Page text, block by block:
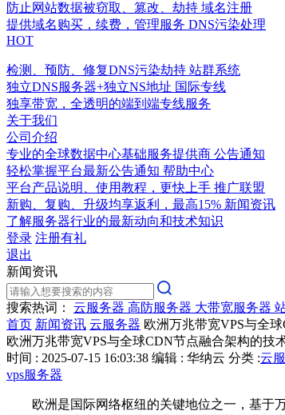
防止网站数据被窃取、篡改、劫持 域名注册
提供域名购买，续费，管理服务 DNS污染处理
HOT
检测、预防、修复DNS污染劫持 站群系统
独立DNS服务器+独立NS地址 国际专线
独享带宽，全透明的端到端专线服务
关于我们
公司介绍
专业的全球数据中心基础服务提供商 公告通知
轻松掌握平台最新公告通知 帮助中心
平台产品说明、使用教程，更快上手 推广联盟
新购、复购、升级均享返利，最高15% 新闻资讯
了解服务器行业的最新动向和技术知识
登录 注册有礼
退出
新闻资讯
搜索热词： 云服务器 高防服务器 大带宽服务器
首页 新闻资讯 云服务器 欧洲万兆带宽VPS与全
欧洲万兆带宽VPS与全球CDN节点融合架构的技
时间 : 2025-07-15 16:03:38 编辑 : 华纳云 分类 :云
vps服务器
欧洲是国际网络枢纽的关键地位之一，基于